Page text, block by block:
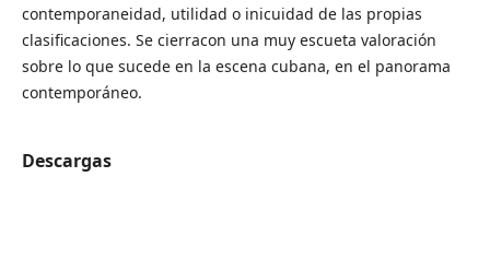
contemporaneidad, utilidad o inicuidad de las propias
clasificaciones. Se cierracon una muy escueta valoración
sobre lo que sucede en la escena cubana, en el panorama
contemporáneo.
Descargas